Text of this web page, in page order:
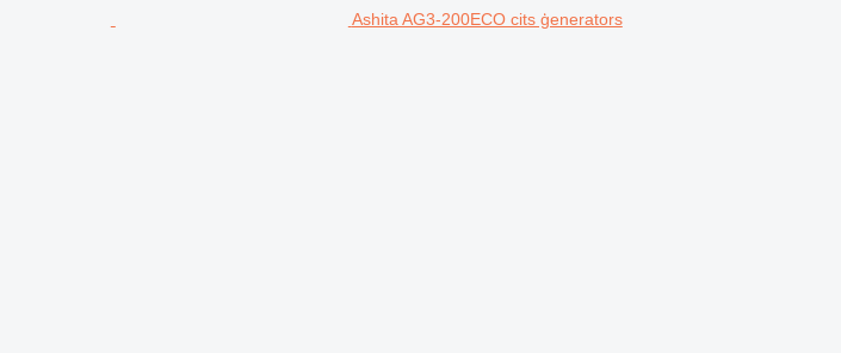
Ashita AG3-200ECO cits ģenerators